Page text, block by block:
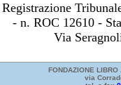
Registrazione
- n. ROC 12610 -
Via
FONDAZIONE
via